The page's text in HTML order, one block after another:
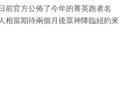
前官方公佈了今年的菁英跑者名
相當期待兩個月後眾神降臨紐約來